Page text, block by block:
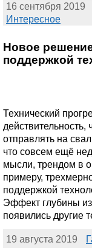
16 сентября 2019
Интересное
Новое
поддержкой
Технический
отправлять на
что совсем ещё
мысли, трендом в
примеру,
поддержкой
Эффект глубины
появились другие
19 августа 2019